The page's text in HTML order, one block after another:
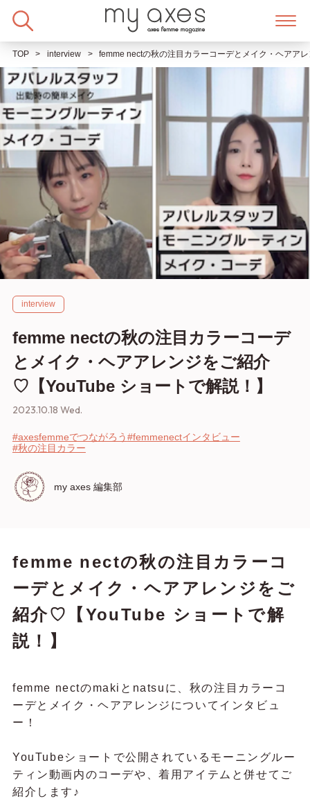
TOP interview femme nectの秋の注目カラーコーデとメイク・ヘアア
interview
femme nectの秋の注目カラーコーデ
とメイク・ヘアアレンジをご紹介
♡【YouTube ショートで解説！】
2023.10.18 Wed.
#axesfemmeでつながろう#femmenectインタビュー
#秋の注目カラー
my axes 編集部
femme nectの秋の注目カラーコ
ーデとメイク・ヘアアレンジをご
紹介♡【YouTube ショートで解
説！】
femme nectのmakiとnatsuに、秋の注目カラーコ
ーデとメイク・ヘアアレンジについてインタビュ
ー！
YouTubeショートで公開されているモーニングルー
ティン動画内のコーデや、着用アイテムと併せてご
紹介します♪